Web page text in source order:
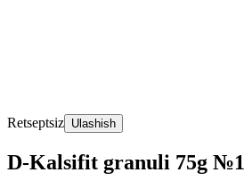
Retseptsiz Ulashish
D-Kalsifit granuli 75g №1